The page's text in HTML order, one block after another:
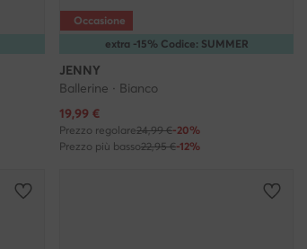
extra -15% Codice: SUMMER
Occasione
JENNY
Ballerine · Bianco
Prezzo attuale
19,99 €
Prezzo regolare24,99 €-20%
Prezzo più basso22,95 €-12%